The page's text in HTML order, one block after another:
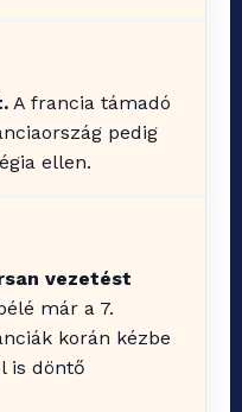
A francia támadó
pedig
ellen.
vezetést
már a 7.
korán kézbe
is döntő